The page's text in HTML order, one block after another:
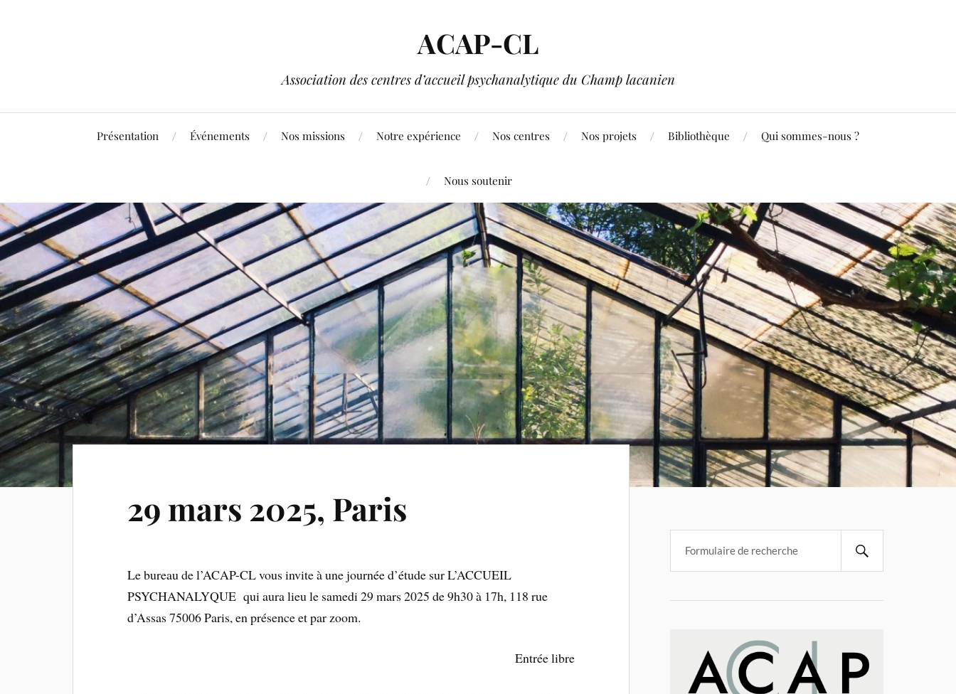
ACAP-CL
Association des centres d’accueil psychanalytique du Champ lacanien
Présentation Événements Nos missions Notre expérience Nos centres Nos projets Bibliothèque Qui sommes-nous ?
Nous soutenir
29 mars 2025, Paris
Le bureau de l’ACAP-CL vous invite à une journée d’étude sur L’ACCUEIL
PSYCHANALYQUE qui aura lieu le samedi 29 mars 2025 de 9h30 à 17h, 118 rue
d’Assas 75006 Paris, en présence et par zoom.
Entrée libre